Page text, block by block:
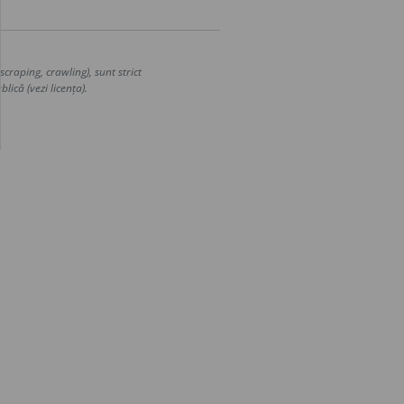
crawling), sunt strict
(vezi licența).